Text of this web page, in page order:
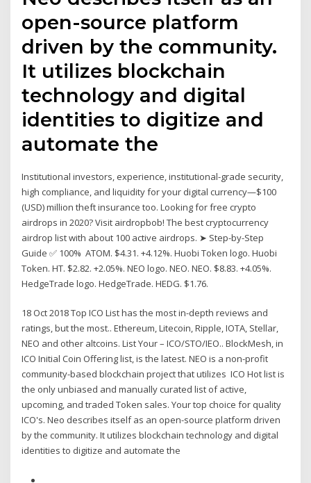
open-source platform
driven by the community.
It utilizes blockchain
technology and digital
identities to digitize and
automate the
Institutional investors, experience, institutional-grade security,
high compliance, and liquidity for your digital currency—$100
(USD) million theft insurance too. Looking for free crypto
airdrops in 2020? Visit airdropbob! The best cryptocurrency
airdrop list with about 100 active airdrops. ➤ Step-by-Step
Guide ✅ 100% ATOM. $4.31. +4.12%. Huobi Token logo. Huobi
Token. HT. $2.82. +2.05%. NEO logo. NEO. NEO. $8.83. +4.05%.
HedgeTrade logo. HedgeTrade. HEDG. $1.76.
18 Oct 2018 Top ICO List has the most in-depth reviews and
ratings, but the most.. Ethereum, Litecoin, Ripple, IOTA, Stellar,
NEO and other altcoins. List Your – ICO/STO/IEO.. BlockMesh, in
ICO Initial Coin Offering list, is the latest. NEO is a non-profit
community-based blockchain project that utilizes ICO Hot list is
the only unbiased and manually curated list of active,
upcoming, and traded Token sales. Your top choice for quality
ICO's. Neo describes itself as an open-source platform driven
by the community. It utilizes blockchain technology and digital
identities to digitize and automate the